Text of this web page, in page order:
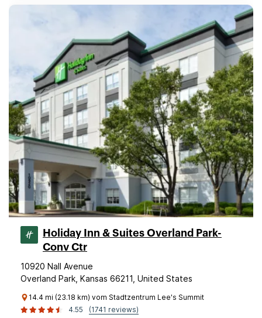
Holiday Inn & Suites Overland Park-
Conv Ctr
10920 Nall Avenue
Overland Park, Kansas 66211, United States
14.4 mi (23.18 km) vom Stadtzentrum Lee's Summit
4.55
(1741 reviews)